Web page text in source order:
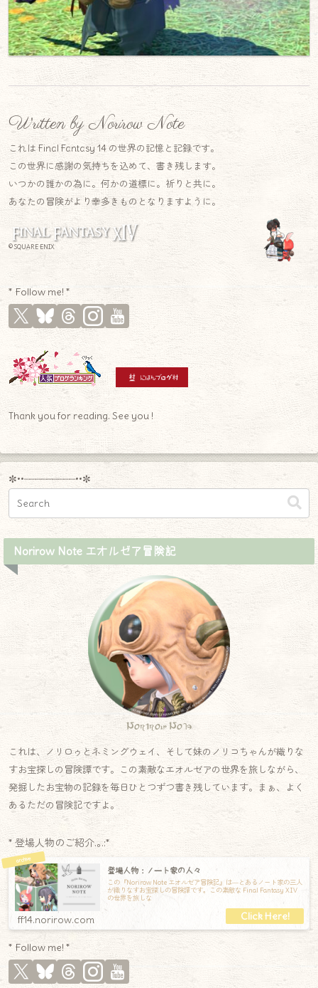
Written by Norirow Note
これは Final Fantasy 14 の世界の記憶と記録です。
この世界に感謝の気持ちを込めて、書き残します。
いつかの誰かの為に。何かの道標に。祈りと共に。
あなたの冒険がより幸多きものとなりますように。
© SQUARE ENIX
* Follow me! *
Thank you for reading. See you !
✼••┈┈┈┈┈┈┈┈┈••✼
Norirow Note エオルゼア冒険記
Norirow Note
これは、ノリロゥとネミングウェイ、そして妹のノリコちゃんが織りな
すお宝探しの冒険譚です。この素敵なエオルゼアの世界を旅しながら、
発掘したお宝物の記録を毎日ひとつずつ書き残しています。まぁ、よく
あるただの冒険記ですよ。
* 登場人物のご紹介.｡.:*
登場人物：ノート家の人々
この『Norirow Note エオルゼア冒険記』は―とあるノート家の三人
が織りなすお宝探しの冒険譚です。この素敵な Final Fantasy XIV
の世界を旅しな
ff14.norirow.com
* Follow me! *